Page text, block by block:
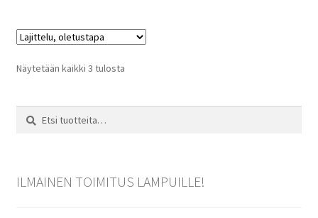
Näytetään kaikki 3 tulosta
Etsi:
Haku
ILMAINEN TOIMITUS LAMPUILLE!